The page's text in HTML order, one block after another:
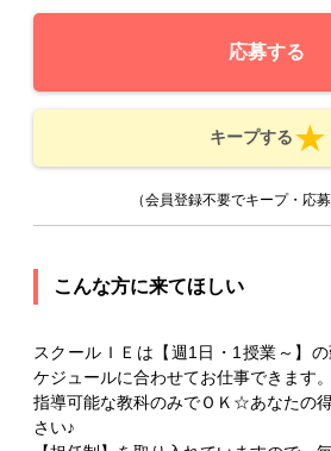
応募する
キープする
（会員登録不要でキープ・応募
こんな方に来てほしい
スクールＩＥは【週1日・1授業～】
ケジュールに合わせてお仕事できます
指導可能な教科のみでＯＫ☆あなたの
さい♪